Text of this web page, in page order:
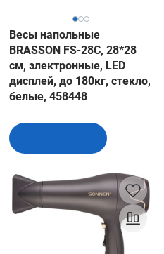
Весы напольные
BRASSON FS-28С, 28*28
см, электронные, LED
дисплей, до 180кг, стекло,
белые, 458448